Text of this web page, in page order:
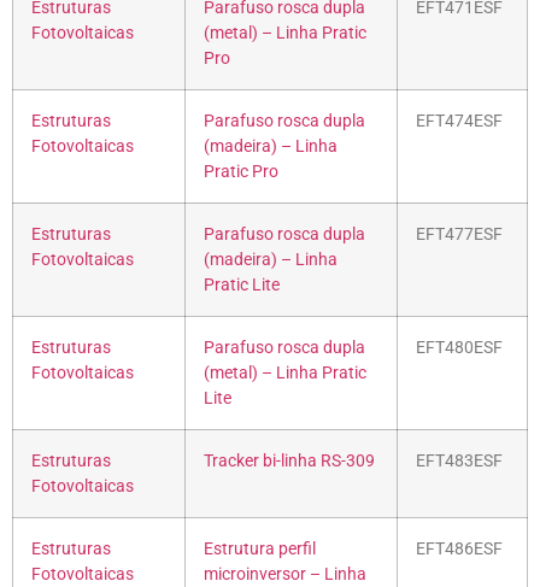
Estruturas
Fotovoltaicas
Parafuso rosca dupla
(metal) – Linha Pratic
Pro
EFT471ESF
Estruturas
Fotovoltaicas
Parafuso rosca dupla
(madeira) – Linha
Pratic Pro
EFT474ESF
Estruturas
Fotovoltaicas
Parafuso rosca dupla
(madeira) – Linha
Pratic Lite
EFT477ESF
Estruturas
Fotovoltaicas
Parafuso rosca dupla
(metal) – Linha Pratic
Lite
EFT480ESF
Estruturas
Fotovoltaicas
Tracker bi-linha RS-309 EFT483ESF
Estruturas
Fotovoltaicas
Estrutura perfil
microinversor – Linha
EFT486ESF